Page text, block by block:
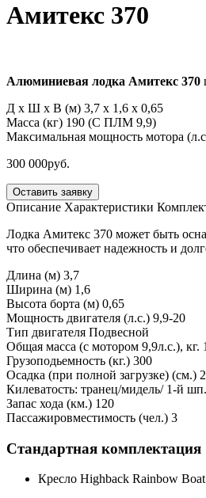
Амитекс 370
Алюминиевая лодка Амитекс 370
Д х Ш х В (м) 3,7 х 1,6 х 0,65
Масса (кг) 190 (С ПЛМ 9,9)
Максимальная мощность мотора
300 000руб.
Оставить заявку
Описание Характеристики
Лодка Амитекс 370 может быть
что обеспечивает надежность и
Длина (м) 3,7
Ширина (м) 1,6
Высота борта (м) 0,65
Мощность двигателя (л.с.) 9,9-20
Тип двигателя Подвесной
Общая масса (с мотором 9,9л.с.), кг.
Грузоподьемность (кг.) 300
Осадка (при полной загрузке) (см.)
Килеватость: транец/мидель/ 1-й
Запас хода (км.) 120
Пассажировместимость (чел.) 3
Стандартная комплектация
Кресло Highback Rainbow Boat